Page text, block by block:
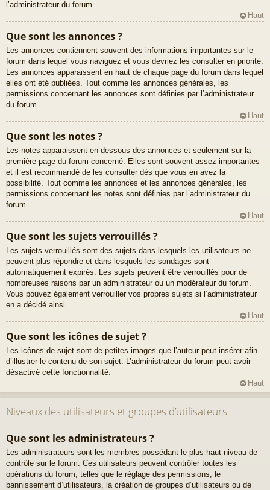
l’administrateur du forum.
Haut
Que sont les annonces ?
Les annonces contiennent souvent des informations importantes sur le
forum dans lequel vous naviguez et vous devriez les consulter en priorité.
Les annonces apparaissent en haut de chaque page du forum dans lequel
elles ont été publiées. Tout comme les annonces générales, les
permissions concernant les annonces sont définies par l’administrateur
du forum.
Haut
Que sont les notes ?
Les notes apparaissent en dessous des annonces et seulement sur la
première page du forum concerné. Elles sont souvent assez importantes
et il est recommandé de les consulter dès que vous en avez la
possibilité. Tout comme les annonces et les annonces générales, les
permissions concernant les notes sont définies par l’administrateur du
forum.
Haut
Que sont les sujets verrouillés ?
Les sujets verrouillés sont des sujets dans lesquels les utilisateurs ne
peuvent plus répondre et dans lesquels les sondages sont
automatiquement expirés. Les sujets peuvent être verrouillés pour de
nombreuses raisons par un administrateur ou un modérateur du forum.
Vous pouvez également verrouiller vos propres sujets si l’administrateur
en a décidé ainsi.
Haut
Que sont les icônes de sujet ?
Les icônes de sujet sont de petites images que l’auteur peut insérer afin
d’illustrer le contenu de son sujet. L’administrateur du forum peut avoir
désactivé cette fonctionnalité.
Haut
Niveaux des utilisateurs et groupes d’utilisateurs
Que sont les administrateurs ?
Les administrateurs sont les membres possédant le plus haut niveau de
contrôle sur le forum. Ces utilisateurs peuvent contrôler toutes les
opérations du forum, telles que le réglage des permissions, le
bannissement d’utilisateurs, la création de groupes d’utilisateurs ou de